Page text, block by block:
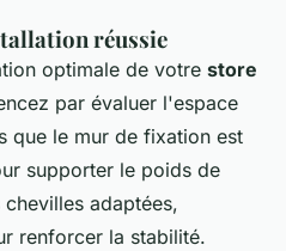
réussie
optimale de votre store
par évaluer l'espace
que le mur de fixation est
supporter le poids de
adaptées,
renforcer la stabilité.